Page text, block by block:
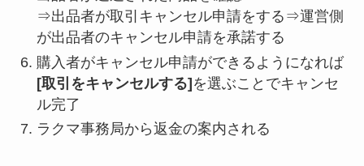
⇒出品者が取引キャンセル申請をする⇒運営側
が出品者のキャンセル申請を承諾する
購入者がキャンセル申請ができるようになれば
[取引をキャンセルする]を選ぶことでキャンセ
ル完了
ラクマ事務局から返金の案内される